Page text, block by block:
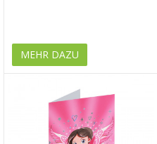
MEHR DAZU